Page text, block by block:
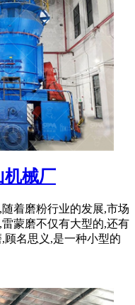
机械厂
着磨粉行业的发展,市场
蒙磨不仅有大型的,还有
顾名思义,是一种小型的